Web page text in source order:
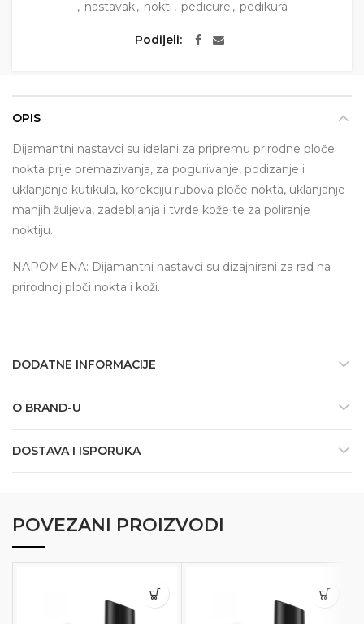
, nastavak, nokti , pedicure , pedikura
Podijeli
OPIS
Dijamantni nastavci su idelani za pripremu prirodne ploče
nokta prije premazivanja, za pogurivanje, podizanje i
uklanjanje kutikula, korekciju rubova ploče nokta, uklanjanje
manjih žuljeva, zadebljanja i tvrde kože te za poliranje
noktiju.
NAPOMENA: Dijamantni nastavci su dizajnirani za rad na
prirodnoj ploči nokta i koži.
DODATNE INFORMACIJE
O BRAND-U
DOSTAVA I ISPORUKA
POVEZANI PROIZVODI